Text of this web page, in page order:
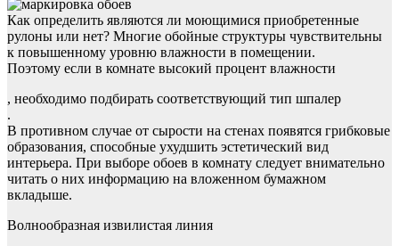
Как определить являются ли моющимися приобретенные
рулоны или нет? Многие обойные структуры чувствительны
к повышенному уровню влажности в помещении.
Поэтому если в комнате высокий процент влажности
, необходимо подбирать соответствующий тип шпалер
.
В противном случае от сырости на стенах появятся грибковые
образования, способные ухудшить эстетический вид
интерьера. При выборе обоев в комнату следует внимательно
читать о них информацию на вложенном бумажном
вкладыше.
Волнообразная извилистая линия